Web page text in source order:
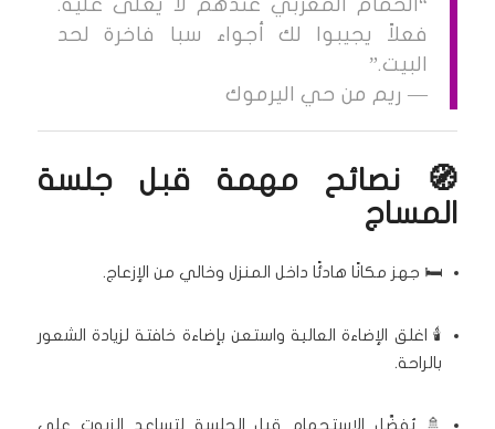
“الحمام المغربي عندهم لا يعلى عليه.
فعلاً يجيبوا لك أجواء سبا فاخرة لحد
البيت.”
— ريم من حي اليرموك
🧭 نصائح مهمة قبل جلسة
المساج
🛏️ جهز مكانًا هادئًا داخل المنزل وخالي من الإزعاج.
🕯️ اغلق الإضاءة العالية واستعن بإضاءة خافتة لزيادة الشعور
بالراحة.
🚿 يُفضَّل الاستحمام قبل الجلسة لتساعد الزيوت على